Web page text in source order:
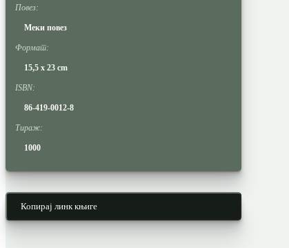
Повез:
Меки повез
Формат:
15,5 x 23 cm
ISBN:
86-419-0012-8
Тираж:
1000
Копирај линк књиге